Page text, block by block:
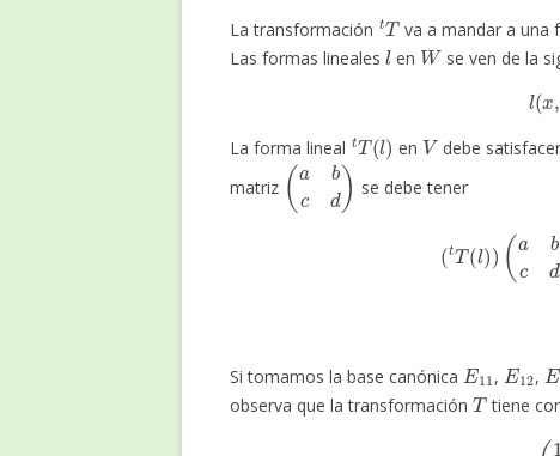
La transformación
tT
va a mandar a una
Las formas lineales
l
en
W
se ven de la
l
La forma lineal
tT(l)
en
V
debe
matriz
(ab d)
se debe tener
+b +
Si tomamos la base canónica
E11
,
E12
,
E
observa que la transformación
T
tiene
(1